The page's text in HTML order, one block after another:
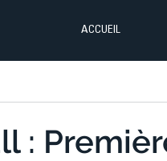
ACCUEIL
: